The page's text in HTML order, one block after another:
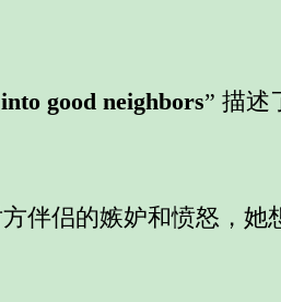
good neighbors” 描述
伴侣的嫉妒和愤怒，她